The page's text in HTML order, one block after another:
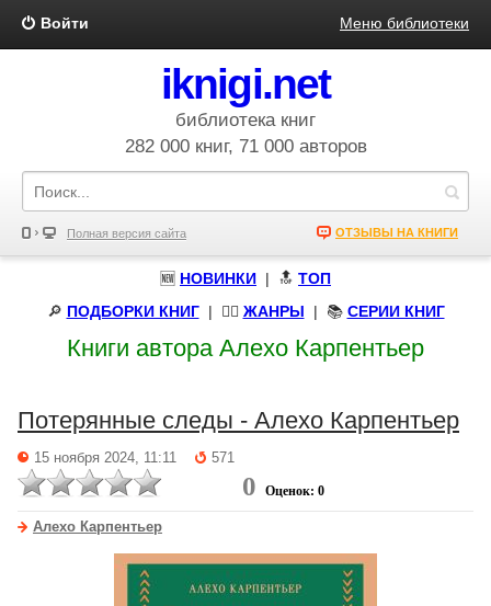
Войти Меню библиотеки
iknigi.net
библиотека книг
282 000 книг, 71 000 авторов
Полная версия сайта ОТЗЫВЫ НА КНИГИ
🆕 НОВИНКИ | 🔝 ТОП
🔎 ПОДБОРКИ КНИГ| 🧝‍♀️ ЖАНРЫ | 📚 СЕРИИ КНИГ
Книги автора Алехо Карпентьер
Потерянные следы - Алехо Карпентьер
15 ноября 2024, 11:11 571
0 Оценок: 0
Алехо Карпентьер